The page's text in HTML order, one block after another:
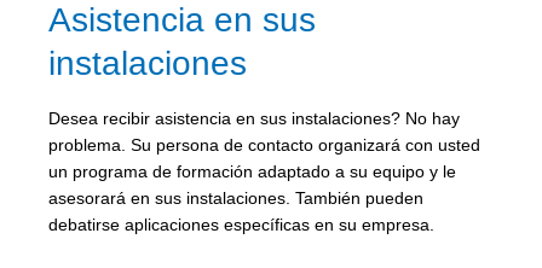
Asistencia en sus
instalaciones
Desea recibir asistencia en sus instalaciones? No hay
problema. Su persona de contacto organizará con usted
un programa de formación adaptado a su equipo y le
asesorará en sus instalaciones. También pueden
debatirse aplicaciones específicas en su empresa.